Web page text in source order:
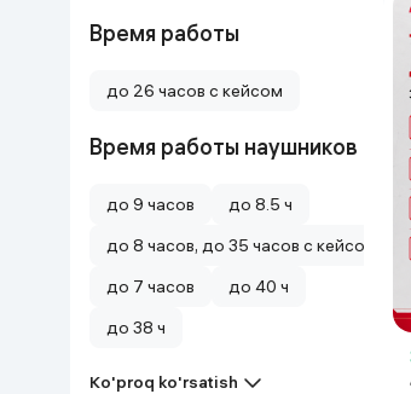
Время работы
до 26 часов с кейсом
Время работы наушников
до 9 часов
до 8.5 ч
до 8 часов, до 35 часов с кейсом
до 7 часов
до 40 ч
до 38 ч
Ko'proq ko'rsatish